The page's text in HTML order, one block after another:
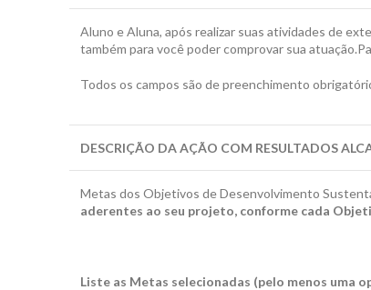
Aluno e Aluna, após realizar suas atividades de
também para você poder comprovar sua
Todos os campos são de preenchimento
DESCRIÇÃO DA AÇÃO COM RESULTADOS
Metas dos Objetivos de Desenvolvimento
aderentes ao seu projeto, conforme cada
Liste as Metas selecionadas (pelo menos uma